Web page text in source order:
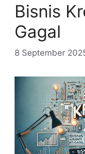
Bisnis
Gagal
8 September